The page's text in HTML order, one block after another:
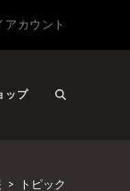
アカウント
ップ
> トピック